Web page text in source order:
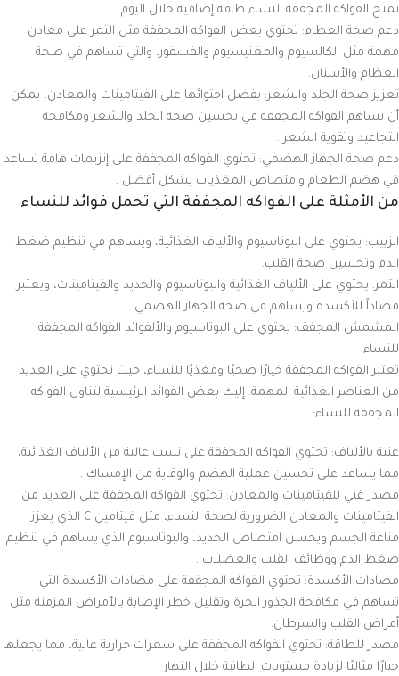
تمنح الفواكه المجففة النساء طاقة إضافية خلال اليوم .
دعم صحة العظام: تحتوي بعض الفواكه المجففة مثل التمر على معادن
مهمة مثل الكالسيوم والمغنيسيوم والفسفور، والتي تساهم في صحة
العظام والأسنان.
تعزيز صحة الجلد والشعر: بفضل احتوائها على الفيتامينات والمعادن، يمكن
أن تساهم الفواكه المجففة في تحسين صحة الجلد والشعر ومكافحة
التجاعيد وتقوية الشعر .
دعم صحة الجهاز الهضمي: تحتوي الفواكه المجففة على إنزيمات هامة تساعد
في هضم الطعام وامتصاص المغذيات بشكل أفضل .
من الأمثلة على الفواكه المجففة التي تحمل فوائد للنساء
الزبيب: يحتوي على البوتاسيوم والألياف الغذائية، ويساهم في تنظيم ضغط
الدم وتحسين صحة القلب.
التمر: يحتوي على الألياف الغذائية والبوتاسيوم والحديد والفيتامينات، ويعتبر
مضاداً للأكسدة ويساهم في صحة الجهاز الهضمي .
المشمش المجفف: يحتوي على البوتاسيوم والألفوائد الفواكه المجففة
للنساء:
تعتبر الفواكه المجففة خيارًا صحيًا ومغذيًا للنساء، حيث تحتوي على العديد
من العناصر الغذائية المهمة. إليك بعض الفوائد الرئيسية لتناول الفواكه
المجففة للنساء:
غنية بالألياف: تحتوي الفواكه المجففة على نسب عالية من الألياف الغذائية،
مما يساعد على تحسين عملية الهضم والوقاية من الإمساك .
مصدر غني للفيتامينات والمعادن: تحتوي الفواكه المجففة على العديد من
الفيتامينات والمعادن الضرورية لصحة النساء، مثل فيتامين C الذي يعزز
مناعة الجسم ويحسن امتصاص الحديد، والبوتاسيوم الذي يساهم في تنظيم
ضغط الدم ووظائف القلب والعضلات .
مضادات الأكسدة: تحتوي الفواكه المجففة على مضادات الأكسدة التي
تساهم في مكافحة الجذور الحرة وتقليل خطر الإصابة بالأمراض المزمنة مثل
أمراض القلب والسرطان.
مصدر للطاقة: تحتوي الفواكه المجففة على سعرات حرارية عالية، مما يجعلها
خيارًا مثاليًا لزيادة مستويات الطاقة خلال النهار .